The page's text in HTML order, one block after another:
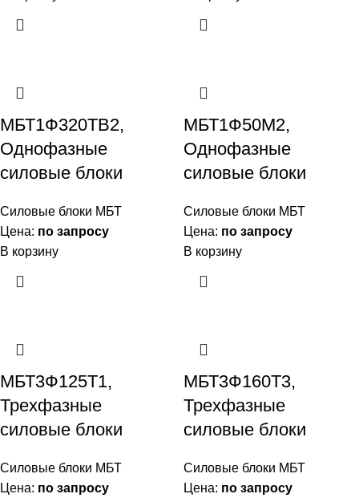
МБТ1Ф320ТВ2,
Однофазные
силовые блоки
Силовые блоки МБТ
Цена: по запросу
В корзину
МБТ1Ф50М2,
Однофазные
силовые блоки
Силовые блоки МБТ
Цена: по запросу
В корзину
МБТ3Ф125Т1,
Трехфазные
силовые блоки
Силовые блоки МБТ
Цена: по запросу
МБТ3Ф160Т3,
Трехфазные
силовые блоки
Силовые блоки МБТ
Цена: по запросу